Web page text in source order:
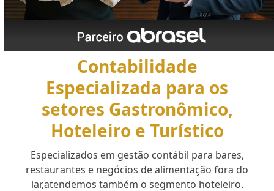
Contabilidade
Especializada para os
setores Gastronômico,
Hoteleiro e Turístico
Especializados em gestão contábil para bares,
restaurantes e negócios de alimentação fora do
lar,atendemos também o segmento hoteleiro.